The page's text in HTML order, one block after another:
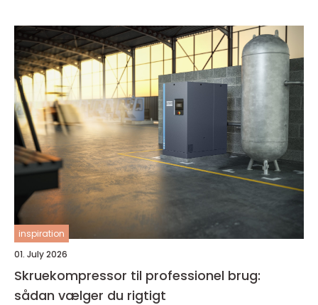
inspiration
01. July 2026
Skruekompressor til professionel brug:
sådan vælger du rigtigt